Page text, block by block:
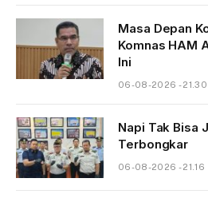
Masa Depan
Komnas HAM
Ini
06-08-2026 - 21.30
Napi Tak Bisa
Terbongkar
06-08-2026 - 21.16